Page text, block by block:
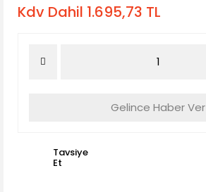
Kdv Dahil 1.695,73 TL
Gelince Haber Ver
Tavsiye
Et